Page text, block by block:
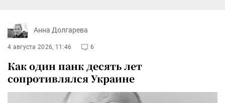
Анна Долгарева
4 августа 2026, 11:46 6
Как один панк десять лет
сопротивлялся Украине